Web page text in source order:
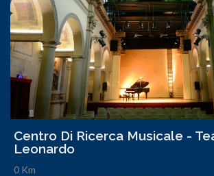
Centro Di Ricerca Musicale -
Leonardo
0 Km